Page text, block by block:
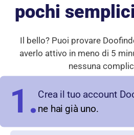
pochi
Il bello? Puoi provare
averlo attivo in meno di 5
nessuna
1. Crea il tuo account
ne hai già uno.